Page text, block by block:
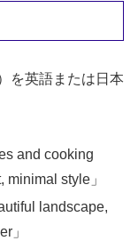
を英語または日本
and cooking
style」
landscape,
」